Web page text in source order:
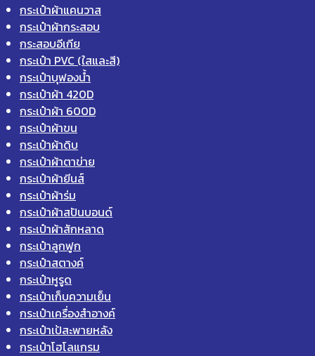
กระเป๋าผ้าแคนวาส
กระเป๋าผ้ากระสอบ
กระสอบอีเกีย
กระเป๋า PVC (ใสและสี)
กระเป๋าบุฟองน้ำ
กระเป๋าผ้า 420D
กระเป๋าผ้า 600D
กระเป๋าผ้าขน
กระเป๋าผ้าดิบ
กระเป๋าผ้าตาข่าย
กระเป๋าผ้ายีนส์
กระเป๋าผ้าร่ม
กระเป๋าผ้าสปันบอนด์
กระเป๋าผ้าสักหลาด
กระเป๋าลูกฟูก
กระเป๋าสตางค์
กระเป๋าหูรูด
กระเป๋าเก็บความเย็น
กระเป๋าเครื่องสำอางค์
กระเป๋าเป้สะพายหลัง
กระเป๋าโฮโลแกรม